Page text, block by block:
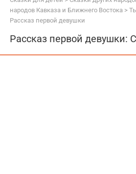
народов Кавказа и Ближнего Востока >
Рассказ первой девушки
Рассказ первой девушки: